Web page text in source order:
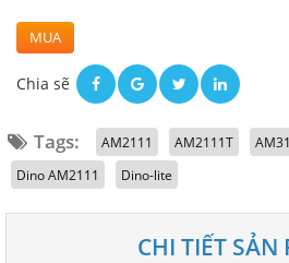
MUA
Chia sẽ
Tags: AM2111 AM2111T
Dino AM2111
Dino-lite
CHI TIẾT SẢN